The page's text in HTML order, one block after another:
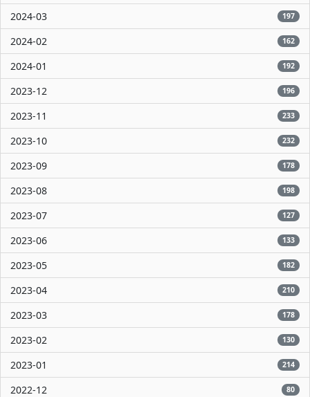
2024-03 197
2024-02 162
2024-01 192
2023-12 196
2023-11 233
2023-10 232
2023-09 178
2023-08 198
2023-07 127
2023-06 133
2023-05 182
2023-04 210
2023-03 178
2023-02 130
2023-01 214
2022-12 80